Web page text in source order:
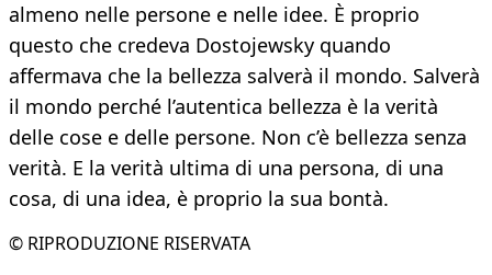
almeno nelle persone e nelle idee. È proprio
questo che credeva Dostojewsky quando
affermava che la bellezza salverà il mondo. Salverà
il mondo perché l’autentica bellezza è la verità
delle cose e delle persone. Non c’è bellezza senza
verità. E la verità ultima di una persona, di una
cosa, di una idea, è proprio la sua bontà.
© RIPRODUZIONE RISERVATA